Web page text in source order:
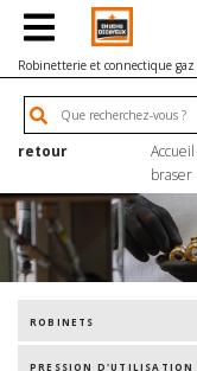
Robinetterie et connectique gaz
retour Accueil
braser
ROBINETS
PRESSION D'UTILISATION